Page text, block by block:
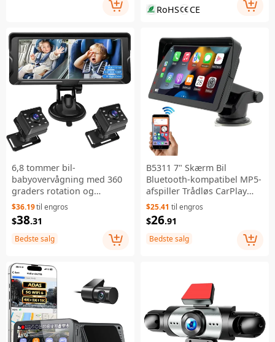
RoHS CE
6,8 tommer bil-
babyovervågning med 360
graders rotation og
dobbeltkamera, 8 LED
fuldfarve HD infrarød
nattevision
$36.19til engros
$38.31
Bedste salg
B5311 7" Skærm Bil
Bluetooth-kompatibel MP5-
afspiller Trådløs CarPlay
Bakke-kamera Display FM-
radio Videoafspiller
$25.41 til engros
$26.91
Bedste salg